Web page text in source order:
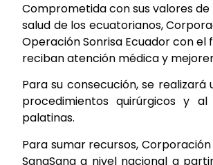
Comprometida con sus valores
salud de los ecuatorianos,
Operación Sonrisa Ecuador con
reciban atención médica y
Para su consecución, se
procedimientos quirúrgicos y
palatinas.
Para sumar recursos,
SanaSana a nivel nacional a